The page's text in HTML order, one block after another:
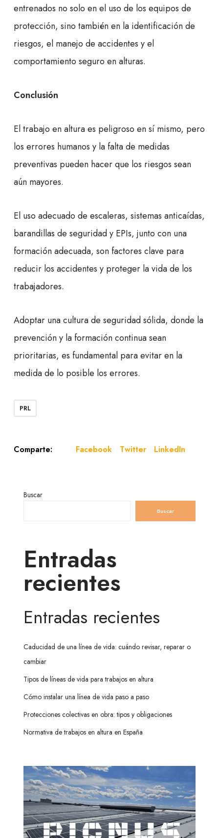
entrenados no solo en el uso de los equipos de
protección, sino también en la identificación de
riesgos, el manejo de accidentes y el
comportamiento seguro en alturas.
Conclusión
El trabajo en altura es peligroso en sí mismo, pero
los errores humanos y la falta de medidas
preventivas pueden hacer que los riesgos sean
aún mayores.
El uso adecuado de escaleras, sistemas anticaídas,
barandillas de seguridad y EPIs, junto con una
formación adecuada, son factores clave para
reducir los accidentes y proteger la vida de los
trabajadores.
Adoptar una cultura de seguridad sólida, donde la
prevención y la formación continua sean
prioritarias, es fundamental para evitar en la
medida de lo posible los errores.
PRL
Comparte: Facebook Twitter LinkedIn
Buscar
Buscar
Entradas
recientes
Entradas recientes
Caducidad de una línea de vida: cuándo revisar, reparar o
cambiar
Tipos de líneas de vida para trabajos en altura
Cómo instalar una línea de vida paso a paso
Protecciones colectivas en obra: tipos y obligaciones
Normativa de trabajos en altura en España